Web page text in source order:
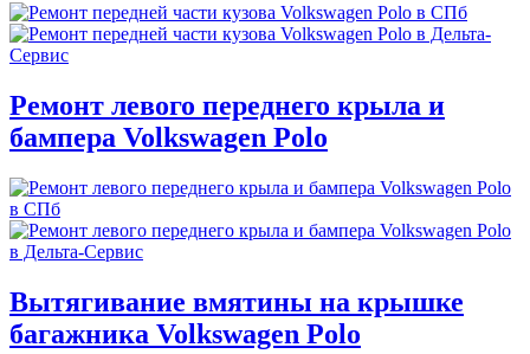
Ремонт левого переднего крыла и
бампера Volkswagen Polo
Вытягивание вмятины на крышке
багажника Volkswagen Polo